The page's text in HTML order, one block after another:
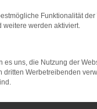
bestimmter
beheben.
auf dem
kann auch
uns bitte.
Funktionalität
weitere werden aktiviert.
es uns, die Nutzung der
dritten Werbetreibenden